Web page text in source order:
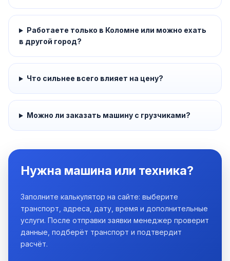
Работаете только в Коломне или можно ехать
в другой город?
Что сильнее всего влияет на цену?
Можно ли заказать машину с грузчиками?
Нужна машина или техника?
Заполните калькулятор на сайте: выберите
транспорт, адреса, дату, время и дополнительные
услуги. После отправки заявки менеджер проверит
данные, подберёт транспорт и подтвердит
расчёт.